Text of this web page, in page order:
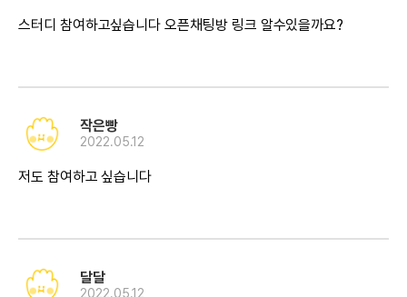
스터디 참여하고싶습니다 오픈채팅방 링크 알수있을까요?
작은빵
2022.05.12
저도 참여하고 싶습니다
달달
2022.05.12